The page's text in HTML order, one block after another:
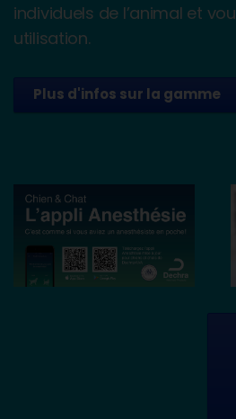
individuels de l’animal et
utilisation.
Plus d'infos sur la gamme